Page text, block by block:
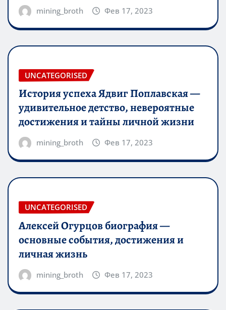
mining_broth Фев 17, 2023
UNCATEGORISED
История успеха Ядвиг Поплавская —
удивительное детство, невероятные
достижения и тайны личной жизни
mining_broth Фев 17, 2023
UNCATEGORISED
Алексей Огурцов биография —
основные события, достижения и
личная жизнь
mining_broth Фев 17, 2023